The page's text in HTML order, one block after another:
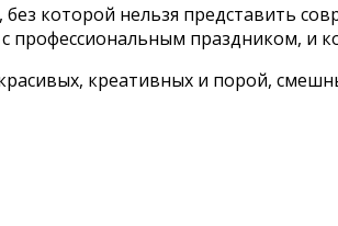
которой нельзя представить
с профессиональным праздником, и
креативных и порой,